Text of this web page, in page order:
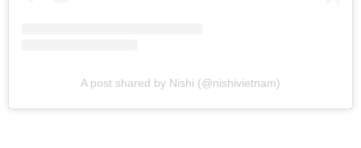
A post shared by Nishi (@nishivietnam)